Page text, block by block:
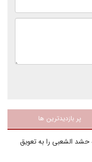
پر بازدیدترین ها
حشد الشعبی را به تعویق